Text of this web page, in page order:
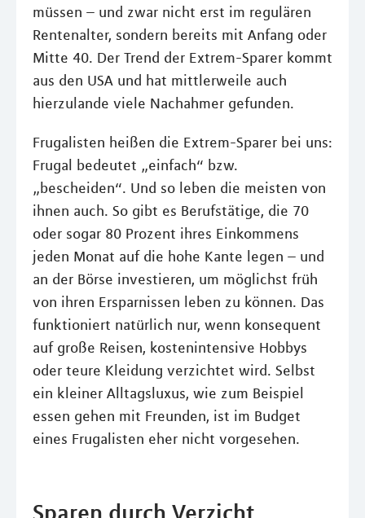
müssen – und zwar nicht erst im regulären
Rentenalter, sondern bereits mit Anfang oder
Mitte 40. Der Trend der Extrem-Sparer kommt
aus den USA und hat mittlerweile auch
hierzulande viele Nachahmer gefunden.
Frugalisten heißen die Extrem-Sparer bei uns:
Frugal bedeutet „einfach“ bzw.
„bescheiden“. Und so leben die meisten von
ihnen auch. So gibt es Berufstätige, die 70
oder sogar 80 Prozent ihres Einkommens
jeden Monat auf die hohe Kante legen – und
an der Börse investieren, um möglichst früh
von ihren Ersparnissen leben zu können. Das
funktioniert natürlich nur, wenn konsequent
auf große Reisen, kostenintensive Hobbys
oder teure Kleidung verzichtet wird. Selbst
ein kleiner Alltagsluxus, wie zum Beispiel
essen gehen mit Freunden, ist im Budget
eines Frugalisten eher nicht vorgesehen.
Sparen durch Verzicht